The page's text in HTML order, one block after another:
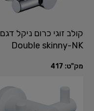
קולב זוגי כרום ניקל דגם
Double skinny-NK
מק"ט: 417